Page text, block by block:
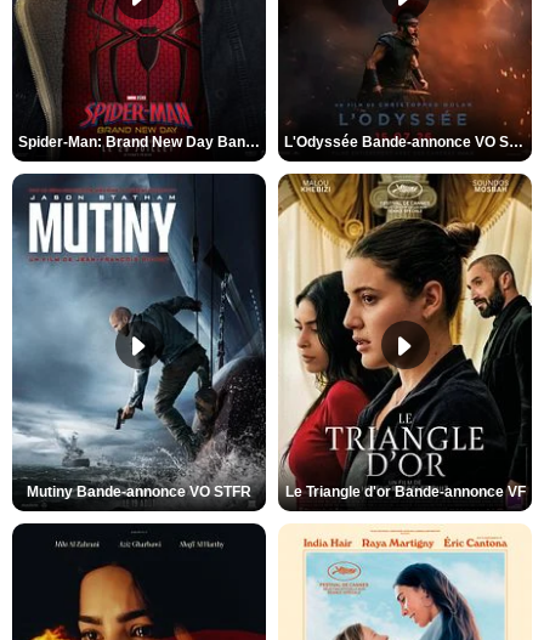
Spider-Man: Brand New Day Bande-annonce VO STFR L'Odyssée Bande-annonce VO STFR
Mutiny Bande-annonce VO STFR Le Triangle d'or Bande-annonce VF